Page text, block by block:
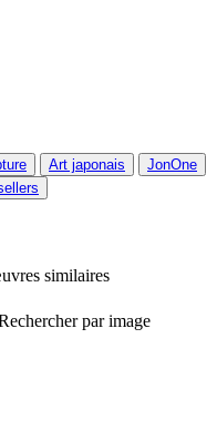
Art japonais
JonOne
similaires
par image